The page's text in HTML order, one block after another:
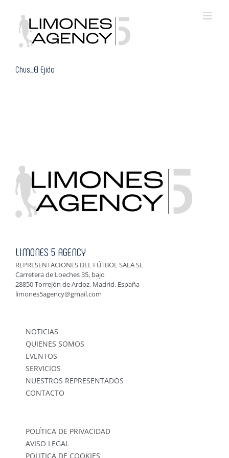
content
Chus_El Ejido
LIMONES 5 AGENCY
REPRESENTACIONES DEL FÚTBOL SALA SL
Carretera de Loeches 35, bajo
28850 Torrejón de Ardoz, Madrid. España
limones5agency@gmail.com
NOTICIAS
QUIENES SOMOS
EVENTOS
SERVICIOS
NUESTROS REPRESENTADOS
CONTACTO
POLÍTICA DE PRIVACIDAD
AVISO LEGAL
POLITICA DE COOKIES